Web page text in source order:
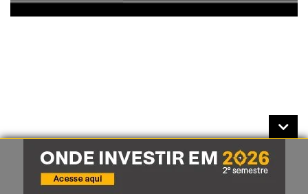
Análises